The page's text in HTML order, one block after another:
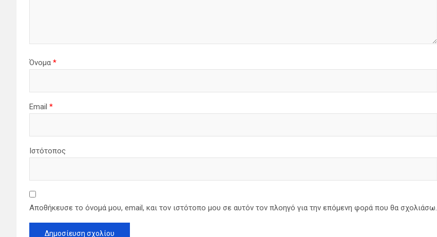
ωΌνομα *
Email *
Ιστότοπος
Αποθήκευσε το όνομά μου, email, και τον ιστότοπο μου σε αυτόν τον πλοηγό για την επόμενη φορά που θα σχολιάσω.